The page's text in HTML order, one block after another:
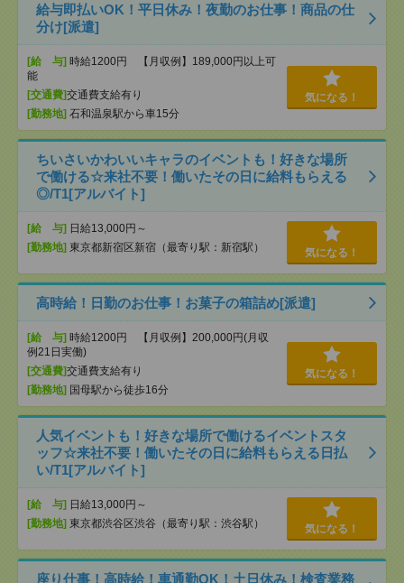
給与即払いOK！平日休み！夜勤のお仕事！商品の仕
分け[派遣]
[給 与] 時給1200円 【月収例】189,000円以上可
能
[交通費]交通費支給有り
[勤務地] 石和温泉駅から車15分
気になる！
ちいさいかわいいキャラのイベントも！好きな場所
で働ける☆来社不要！働いたその日に給料もらえる
◎/T1[アルバイト]
[給 与] 日給13,000円～
[勤務地] 東京都新宿区新宿（最寄り駅：新宿駅） 気になる！
高時給！日勤のお仕事！お菓子の箱詰め[派遣]
[給 与] 時給1200円 【月収例】200,000円(月収
例21日実働)
[交通費]交通費支給有り
[勤務地] 国母駅から徒歩16分
気になる！
人気イベントも！好きな場所で働けるイベントスタ
ッフ☆来社不要！働いたその日に給料もらえる日払
い/T1[アルバイト]
[給 与] 日給13,000円～
[勤務地] 東京都渋谷区渋谷（最寄り駅：渋谷駅） 気になる！
座り仕事！高時給！車通勤OK！土日休み！検査業務